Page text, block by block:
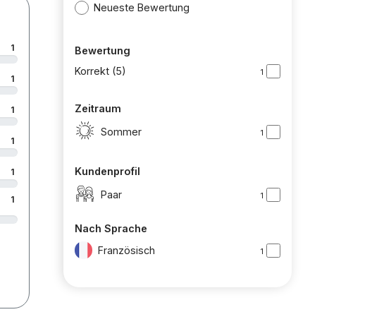
1
1
1
1
1
1
Neueste Bewertung
Bewertung
Korrekt (5)
1
Zeitraum
Sommer
1
Kundenprofil
Paar
1
Nach Sprache
Französisch
1